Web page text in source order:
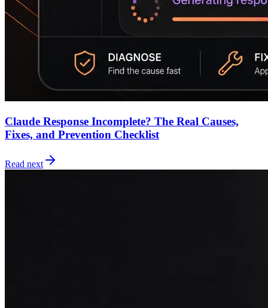
Claude Response Incomplete? The Real Causes,
Fixes, and Prevention Checklist
Read next